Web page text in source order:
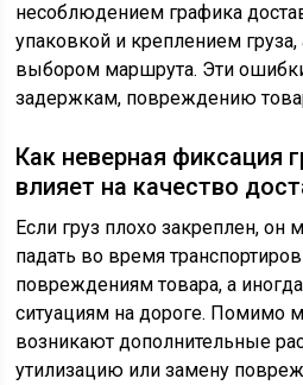
несоблюдением графика
упаковкой и креплением
выбором маршрута. Эти
задержкам, повреждению
Как неверная фиксация
влияет на качество
Если груз плохо закреплен, он
падать во время
повреждениям товара, а
ситуациям на дороге. Помимо
возникают дополнительные
утилизацию или замену